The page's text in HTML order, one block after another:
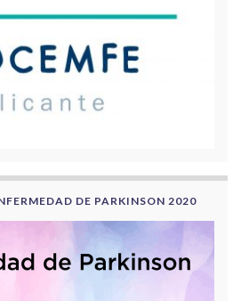
DE PARKINSON 2020